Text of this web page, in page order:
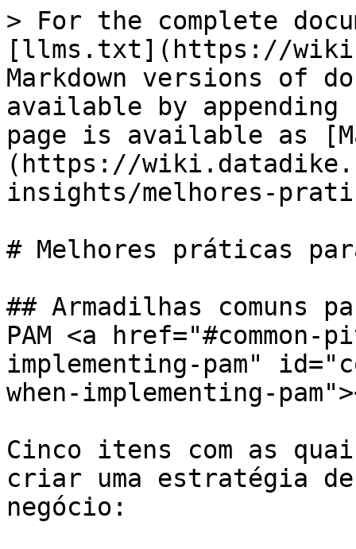
> For the complete
[llms.txt](https://
Markdown versions of
available by
page is available as
(https://
insights/melhores-
# Melhores práticas
## Armadilhas comuns
PAM <a
implementing-pam"
when-implementing-
Cinco itens com as
criar uma estratégia
negócio: